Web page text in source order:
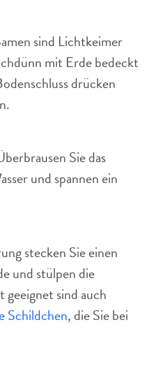
sind Lichtkeimer
mit Erde bedeckt
drücken
Sie das
und spannen ein
stecken Sie einen
und stülpen die
sind auch
Schildchen, die Sie bei